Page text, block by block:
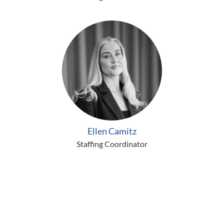
Ellen Camitz
Staffing Coordinator